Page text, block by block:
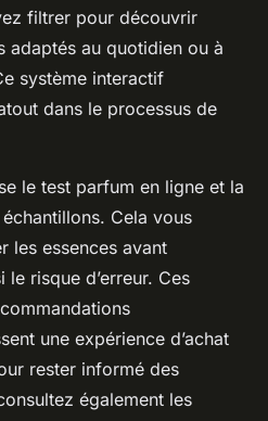
filtrer pour découvrir
adaptés au quotidien ou à
système interactif
dans le processus de
le test parfum en ligne et la
Cela vous
les essences avant
le risque d’erreur. Ces
une expérience d’achat
rester informé des
également les